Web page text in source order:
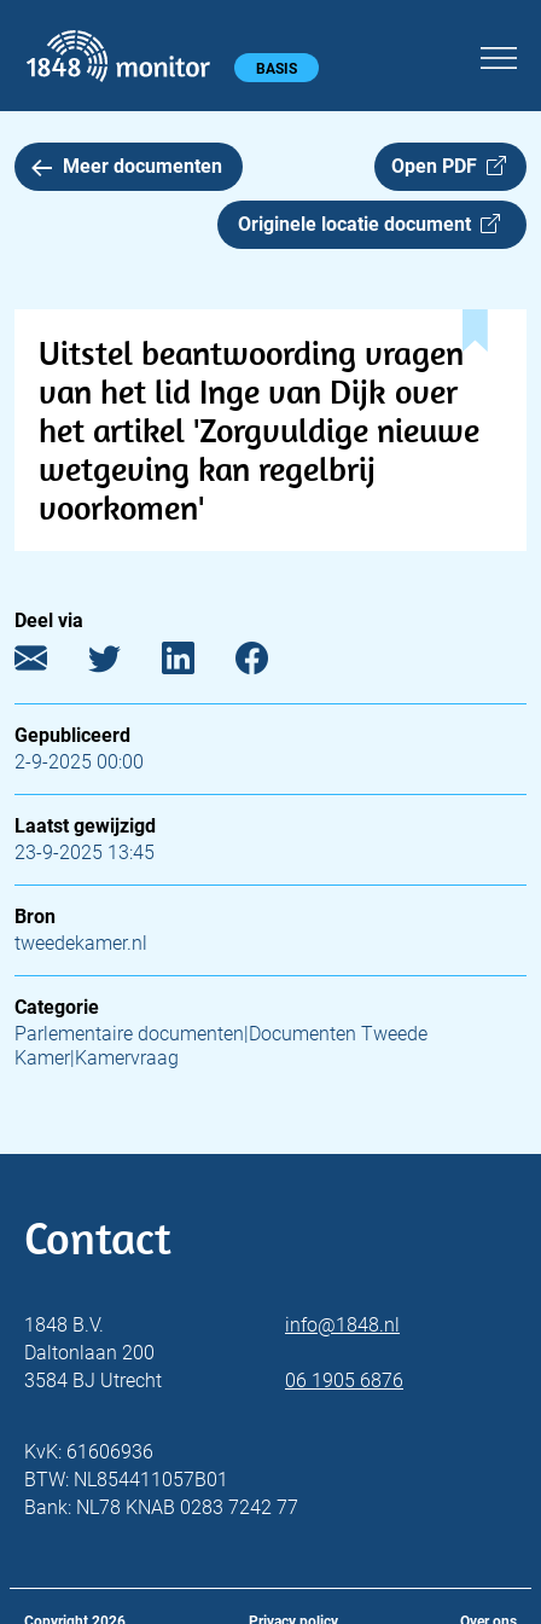
Hoofdmenu BASIS
Meer documenten Open PDF
Originele locatie document
Uitstel beantwoording vragen
van het lid Inge van Dijk over
het artikel 'Zorgvuldige nieuwe
wetgeving kan regelbrij
voorkomen'
Deel via
Gepubliceerd
2-9-2025 00:00
Laatst gewijzigd
23-9-2025 13:45
Bron
tweedekamer.nl
Categorie
Parlementaire documenten|Documenten Tweede
Kamer|Kamervraag
Contact
1848 B.V.
Daltonlaan 200
3584 BJ Utrecht
info@1848.nl
06 1905 6876
KvK: 61606936
BTW: NL854411057B01
Bank: NL78 KNAB 0283 7242 77